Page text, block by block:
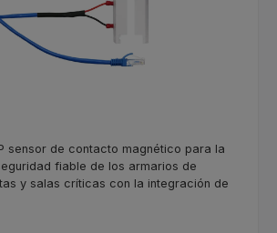
sensor de contacto magnético para la
fiable de los armarios de
y salas críticas con la integración de